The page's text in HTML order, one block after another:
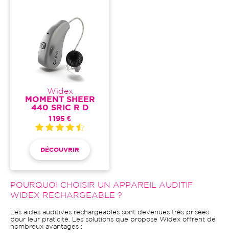
Widex
MOMENT SHEER
440 SRIC R D
1 195 €
DÉCOUVRIR
POURQUOI CHOISIR UN APPAREIL AUDITIF
WIDEX RECHARGEABLE ?
Les aides auditives rechargeables sont devenues très prisées
pour leur praticité. Les solutions que propose Widex offrent de
nombreux avantages :